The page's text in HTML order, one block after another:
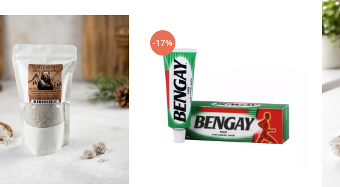
-17%